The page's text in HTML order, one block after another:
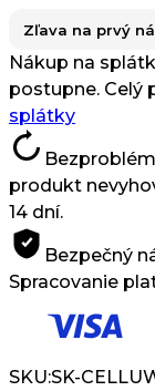
Modelovanie
Tela
Endosféra
s
Svetlom
Zľava na prvý
Nákup na
postupne. Celý
splátky
produkt
14 dní.
Bezpečný
Spracovanie
SKU:SK-